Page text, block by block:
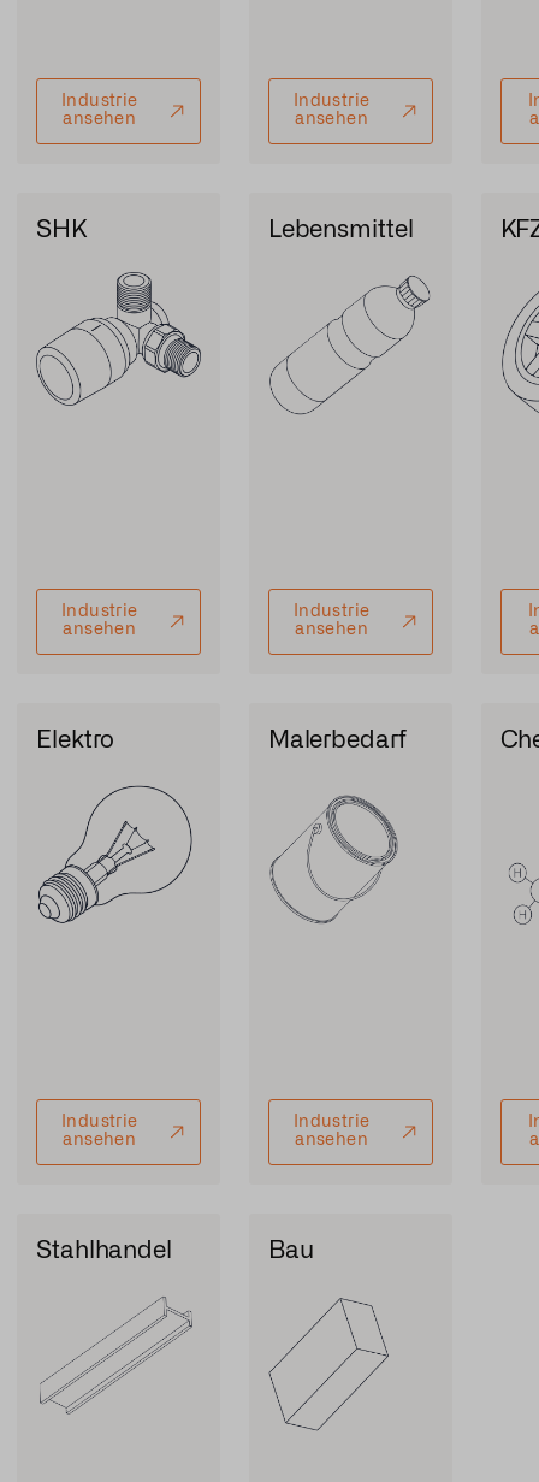
Industrie
ansehen
Industrie
ansehen
SHK
Industrie
ansehen
Lebensmittel
Industrie
ansehen
Elektro
Industrie
ansehen
Malerbedarf
Industrie
ansehen
Stahlhandel Bau